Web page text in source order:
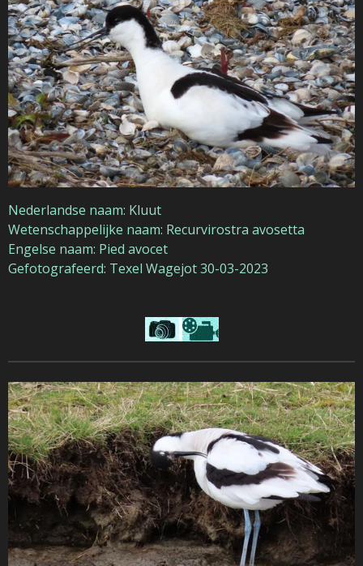
Nederlandse naam: Kluut
Wetenschappelijke naam: Recurvirostra avosetta
Engelse naam: Pied avocet
Gefotografeerd: Texel Wagejot 30-03-2023